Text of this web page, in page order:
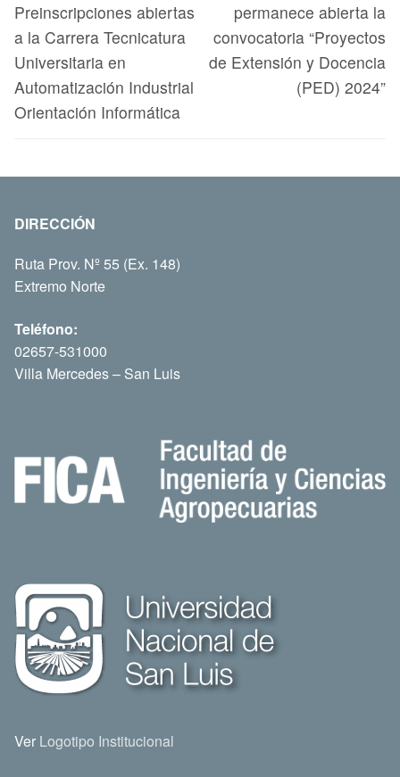
Preinscripciones abiertas
a la Carrera Tecnicatura
Universitaria en
Automatización Industrial
Orientación Informática
permanece abierta la
convocatoria “Proyectos
de Extensión y Docencia
(PED) 2024”
DIRECCIÓN
Ruta Prov. Nº 55 (Ex. 148)
Extremo Norte
Teléfono:
02657-531000
Villa Mercedes – San Luis
Ver Logotipo Institucional